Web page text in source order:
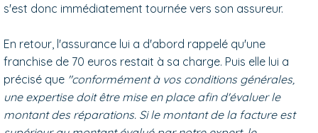
s'est donc immédiatement tournée vers son assureur.
En retour, l'assurance lui a d'abord rappelé qu'une
franchise de 70 euros restait à sa charge. Puis elle lui a
précisé que "conformément à vos conditions générales,
une expertise doit être mise en place afin d'évaluer le
montant des réparations. Si le montant de la facture est